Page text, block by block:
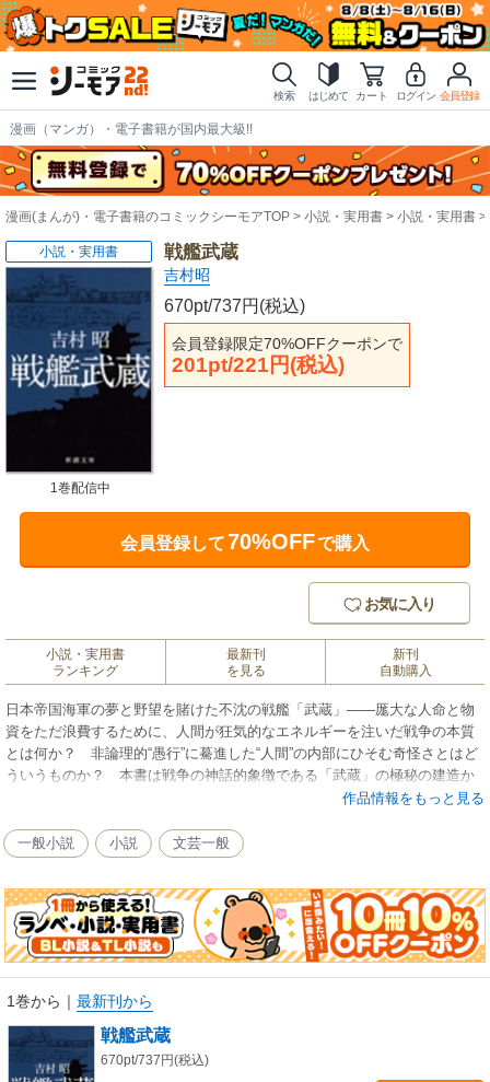
検索 はじめて カート ログイン 会員登録
漫画（マンガ）・電子書籍が国内最大級!!
漫画(まんが)・電子書籍のコミックシーモアTOP 小説・実用書 小説・実用書
戦艦武蔵
吉村昭
670pt/737円(税込)
会員登録限定70%OFFクーポンで
201pt/221円(税込)
小説・実用書
1巻配信中
会員登録して70%OFFで購入
お気に入り
小説・実用書
ランキング
最新刊
を見る
新刊
自動購入
日本帝国海軍の夢と野望を賭けた不沈の戦艦「武蔵」――厖大な人命と物
資をただ浪費するために、人間が狂気的なエネルギーを注いだ戦争の本質
とは何か？ 非論理的“愚行”に驀進した“人間”の内部にひそむ奇怪さとはど
ういうものか？ 本書は戦争の神話的象徴である「武蔵」の極秘の建造か
ら壮絶な終焉までを克明に綴り、壮大な劇の全貌を明らかにした記録文学
作品情報をもっと見る
一般小説 小説 文芸一般
1巻から ｜ 最新刊から
戦艦武蔵
670pt/737円(税込)